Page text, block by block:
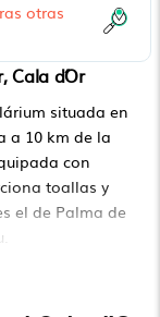
otras
d´Or
situada en
a 10 km de la
con
toallas y
el de Palma de